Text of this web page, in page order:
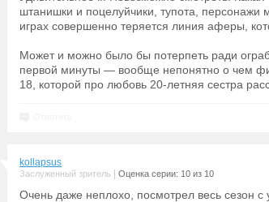
штанишки и поцелуйчики, тупота, персонажи
играх совершенно теряется линия аферы,
Может и можно было бы потерпеть ради
первой минуты — вообще непонятно о чем
18, которой про любовь 20-летняя сестра
kollapsus
Заслуженный зритель Оценка серии: 10 из 10
Очень даже неплохо, посмотрел весь сезон с